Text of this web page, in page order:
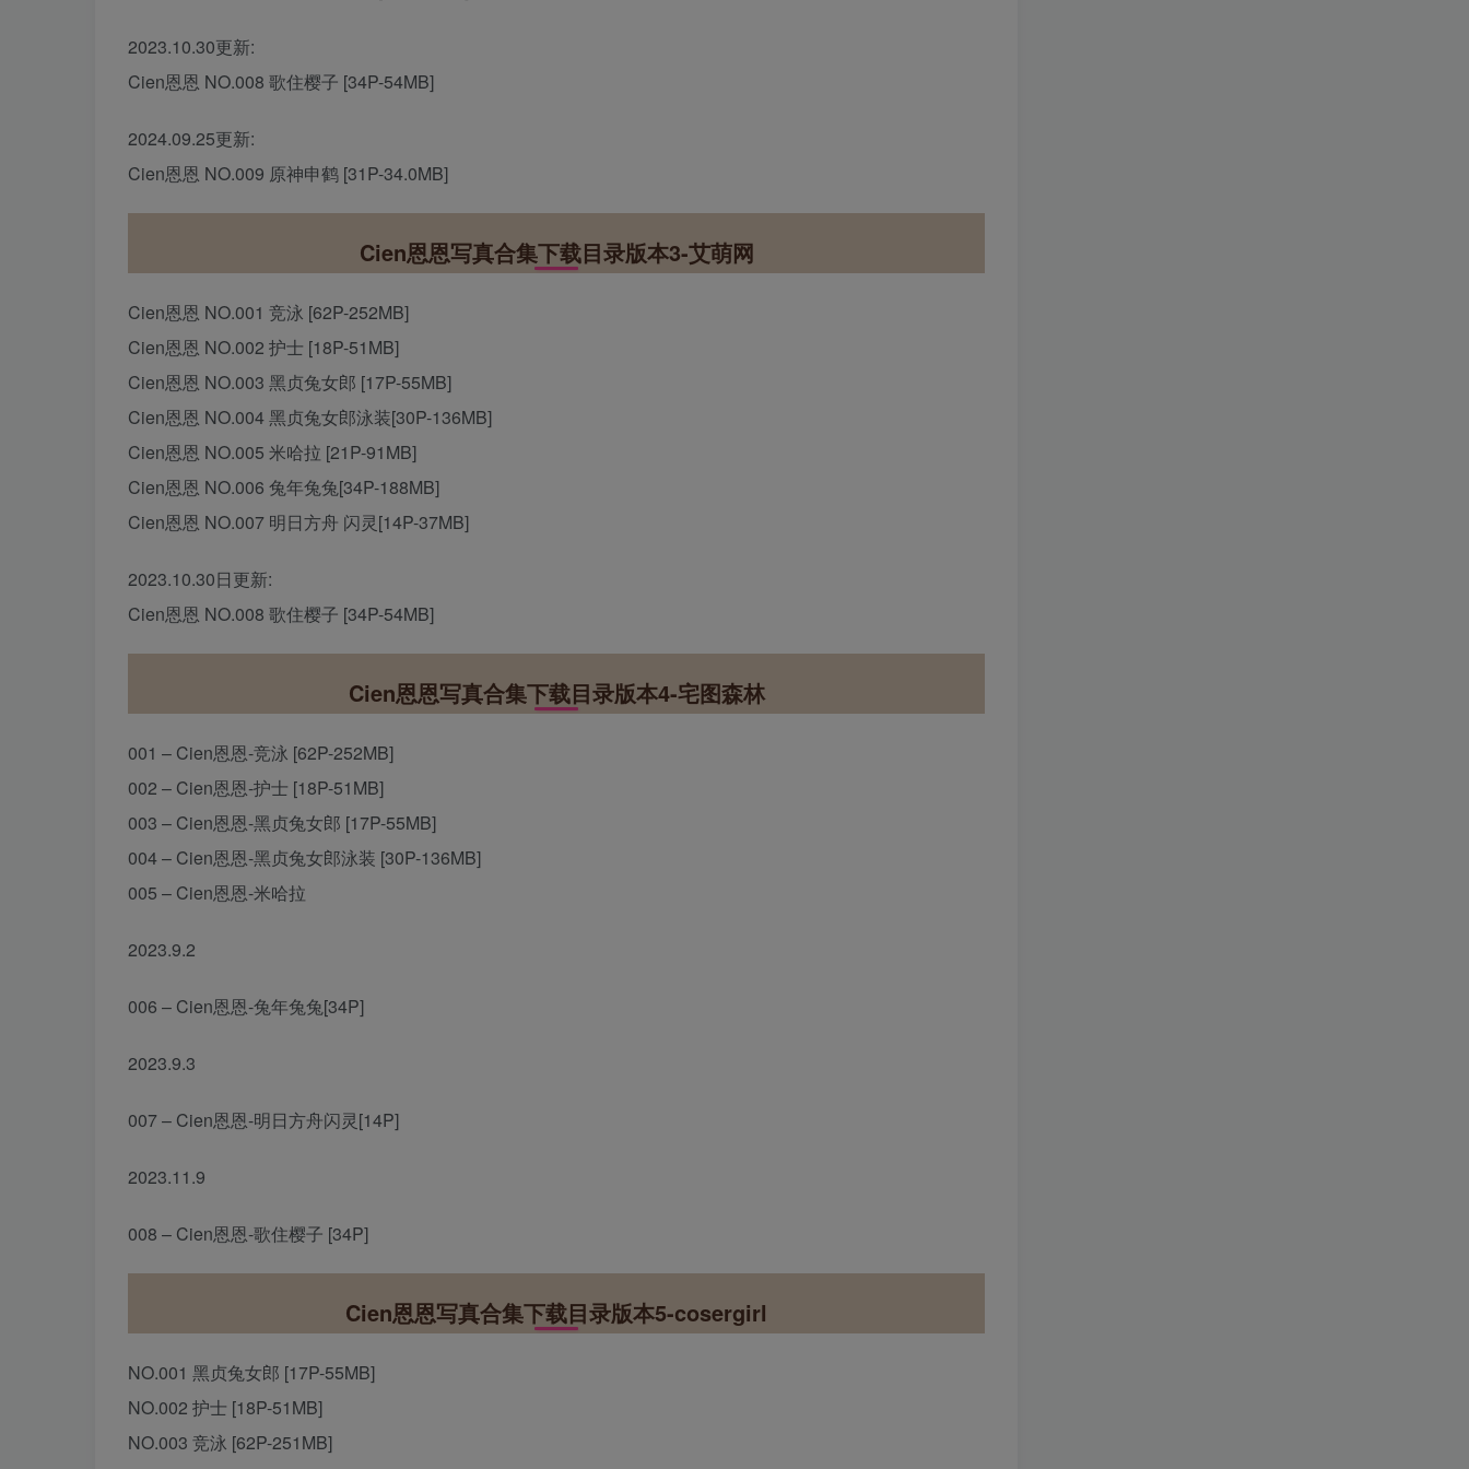
2023.10.30更新:
Cien恩恩 NO.008 歌住樱子 [34P-54MB]
2024.09.25更新:
Cien恩恩 NO.009 原神申鹤 [31P-34.0MB]
Cien恩恩写真合集下载目录版本3-艾萌网
Cien恩恩 NO.001 竞泳 [62P-252MB]
Cien恩恩 NO.002 护士 [18P-51MB]
Cien恩恩 NO.003 黑贞兔女郎 [17P-55MB]
Cien恩恩 NO.004 黑贞兔女郎泳装[30P-136MB]
Cien恩恩 NO.005 米哈拉 [21P-91MB]
Cien恩恩 NO.006 兔年兔兔[34P-188MB]
Cien恩恩 NO.007 明日方舟 闪灵[14P-37MB]
2023.10.30日更新:
Cien恩恩 NO.008 歌住樱子 [34P-54MB]
Cien恩恩写真合集下载目录版本4-宅图森林
001 – Cien恩恩-竞泳 [62P-252MB]
002 – Cien恩恩-护士 [18P-51MB]
003 – Cien恩恩-黑贞兔女郎 [17P-55MB]
004 – Cien恩恩-黑贞兔女郎泳装 [30P-136MB]
005 – Cien恩恩-米哈拉
2023.9.2
006 – Cien恩恩-兔年兔兔[34P]
2023.9.3
007 – Cien恩恩-明日方舟闪灵[14P]
2023.11.9
008 – Cien恩恩-歌住樱子 [34P]
Cien恩恩写真合集下载目录版本5-cosergirl
NO.001 黑贞兔女郎 [17P-55MB]
NO.002 护士 [18P-51MB]
NO.003 竞泳 [62P-251MB]